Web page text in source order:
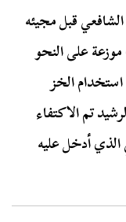
قبل مجيئه
على النحو
الخز
تم الاكتفاء
الذي أدخل عليه